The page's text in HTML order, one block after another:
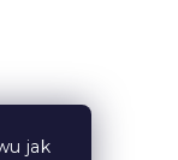
jak